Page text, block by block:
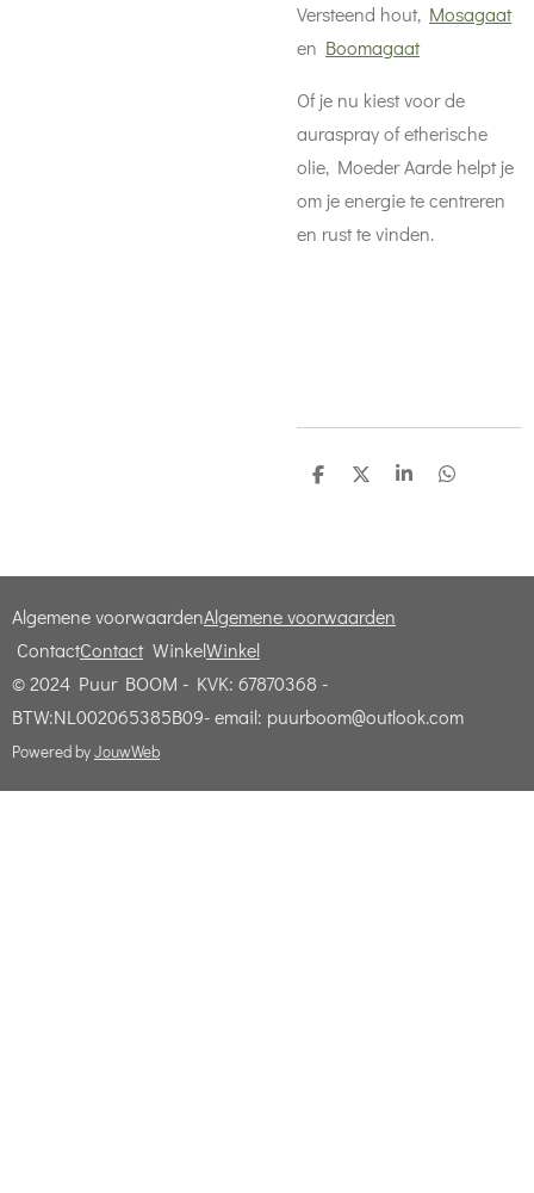
Versteend hout, Mosagaat
en Boomagaat
Of je nu kiest voor de
auraspray of etherische
olie, Moeder Aarde helpt je
om je energie te centreren
en rust te vinden.
D
D
S
D
Algemene voorwaardenAlgemene voorwaarden
ContactContactWinkelWinkel
© 2024 Puur BOOM - KVK: 67870368 -
BTW:NL002065385B09- email: puurboom@outlook.com
Powered byJouwWeb